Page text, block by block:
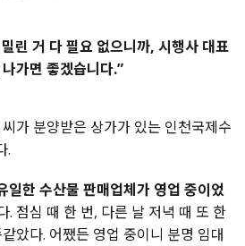
린 거 다 필요 없으니까, 시행사 대표
가면 좋겠습니다.”
가 분양받은 상가가 있는 인천국제수
.
일한 수산물 판매업체가 영업 중이었
. 점심 때 한 번, 다른 날 저녁 때 또 한
았다. 어쨌든 영업 중이니 분명 임대